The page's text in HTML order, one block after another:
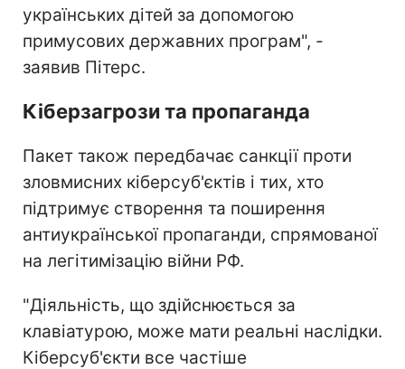
українських дітей за допомогою
примусових державних програм", -
заявив Пітерс.
Кіберзагрози та пропаганда
Пакет також передбачає санкції проти
зловмисних кіберсуб'єктів і тих, хто
підтримує створення та поширення
антиукраїнської пропаганди, спрямованої
на легітимізацію війни РФ.
"Діяльність, що здійснюється за
клавіатурою, може мати реальні наслідки.
Кіберсуб'єкти все частіше